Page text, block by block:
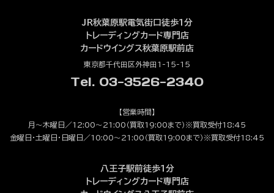
JR秋葉原駅電気街口徒歩1分
トレーディングカード専門店
カードウイングス秋葉原駅前店
東京都千代田区外神田1-15-15
Tel. 03-3526-2340
【営業時間】
月～木曜日／12:00～21:00（買取19:00まで）※買取受付18:45
金曜日・土曜日・日曜日／10:00～21:00（買取19:00まで）※買取受付18:45
八王子駅前徒歩1分
トレーディングカード専門店